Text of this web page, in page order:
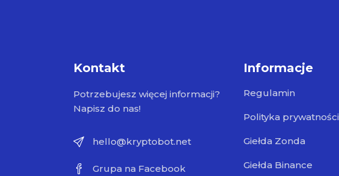
Kontakt
Potrzebujesz więcej informacji?
Napisz do nas!
hello@kryptobot.net
Grupa na Facebook
Informacje
Regulamin
Polityka prywatności
Giełda Zonda
Giełda Binance